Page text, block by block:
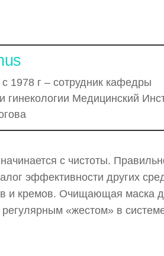
1978 г – сотрудник кафедры
гинекологии Медицинский
с чистоты.
эффективности других
и кремов. Очищающая маска
«жестом» в